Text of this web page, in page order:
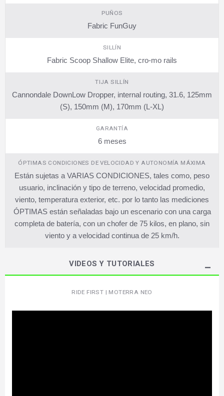
PUÑOS
Fabric FunGuy
SILLÍN
Fabric Scoop Shallow Elite, cro-mo rails
TIJA SILLÍN
Cannondale DownLow Dropper, internal routing, 31.6, 125mm
(S), 150mm (M), 170mm (L-XL)
GARANTÍA
6 meses
ÓPTIMAS CONDICIONES DE VELOCIDAD Y AUTONOMÍA MÁXIMA
Están sujetas a VARIAS CONDICIONES, tales como, peso
usuario, inclinación y tipo de terreno, velocidad promedio,
viento, temperatura exterior, etc. por lo tanto las mediciones
ÓPTIMAS están señaladas bajo un escenario con una carga
completa de batería, con un chofer de 75 kilos, en plano, sin
viento y a velocidad continua de 25 km/h.
VIDEOS Y TUTORIALES
RIDE FIRST | MOTERRA NEO